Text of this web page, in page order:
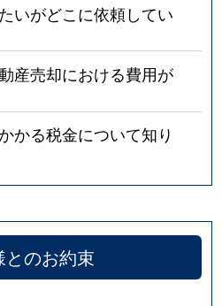
大国町
大国町
大国町
徒
芦原橋
徒
大国町
徒
いがどこに依頼してい
産売却における費用が
かる税金について知り
とのお約束